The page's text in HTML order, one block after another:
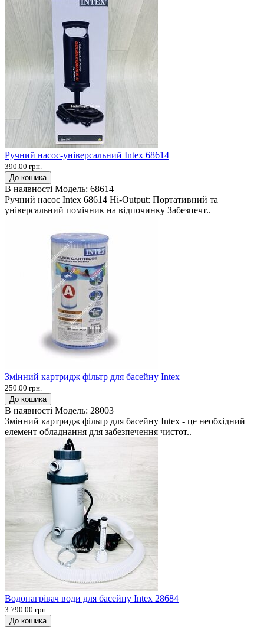
Ручний насос-універсальний Intex 68614
390.00 грн.
До кошика
В наявності Модель: 68614
Ручний насос Intex 68614 Hi-Output: Портативний та
універсальний помічник на відпочинку Забезпечт..
Змінний картридж фільтр для басейну Intex
250.00 грн.
До кошика
В наявності Модель: 28003
Змінний картридж фільтр для басейну Intex - це необхідний
елемент обладнання для забезпечення чистот..
Водонагрівач води для басейну Intex 28684
3 790.00 грн.
До кошика